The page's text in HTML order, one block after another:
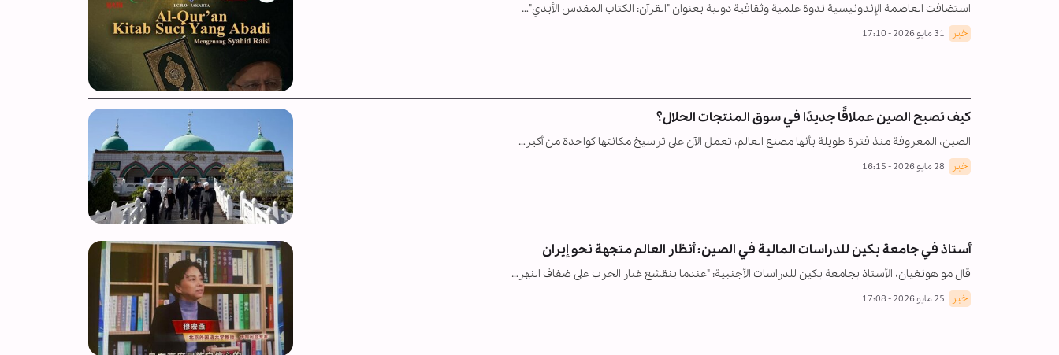
استضافت العاصمة الإندونيسية ندوة علمية وثقافية دولية بعنوان "القرآن: الكتاب المقدس الأبدي"…
خبر 31 مايو 2026 - 17:10
كيف تصبح الصين عملاقًا جديدًا في سوق المنتجات الحلال؟
الصين، المعروفة منذ فترة طويلة بأنها مصنع العالم، تعمل الآن على ترسيخ مكانتها كواحدة من أكبر…
خبر 28 مايو 2026 - 16:15
أستاذ في جامعة بكين للدراسات المالية في الصين: أنظار العالم متجهة نحو إيران
قال مو هونغيان، الأستاذ بجامعة بكين للدراسات الأجنبية: "عندما ينقشع غبار الحرب على ضفاف النهر…
خبر 25 مايو 2026 - 17:08